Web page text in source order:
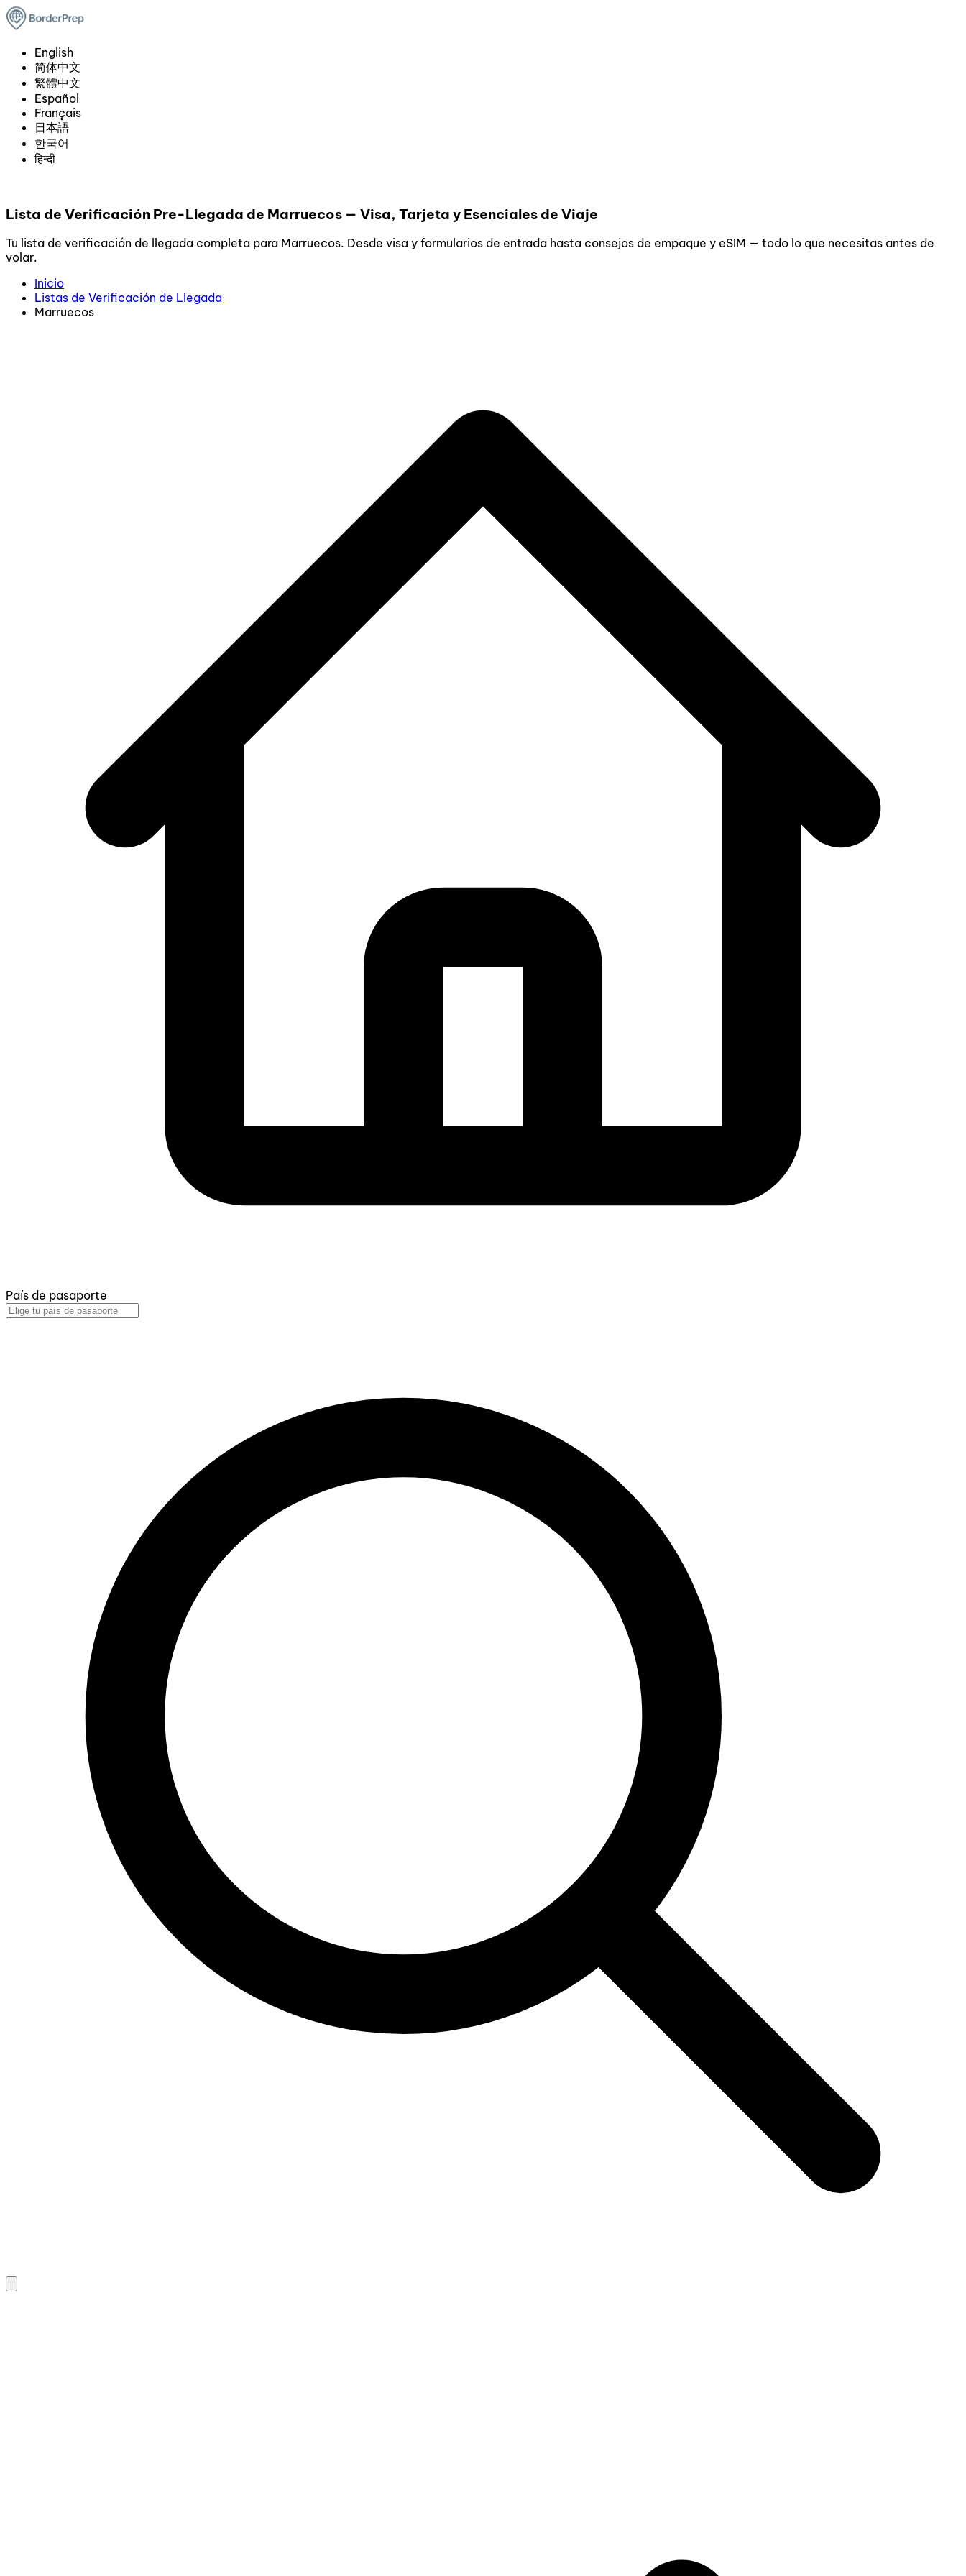
English
简体中文
繁體中文
Español
Français
日本語
한국어
हिन्दी
Lista de Verificación Pre-Llegada de Marruecos — Visa, Tarjeta y Esenciales de Viaje
Tu lista de verificación de llegada completa para Marruecos. Desde visa y formularios de entrada hasta consejos de empaque y eSIM — todo lo que necesitas antes de
volar.
Inicio
Listas de Verificación de Llegada
Marruecos
País de pasaporte